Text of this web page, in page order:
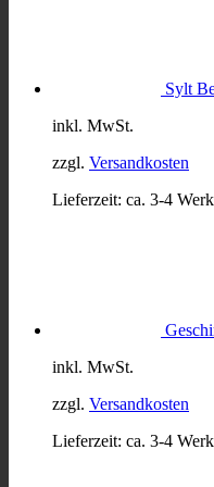
Sylt
inkl. MwSt.
zzgl. Versandkosten
Lieferzeit: ca. 3-4
inkl. MwSt.
zzgl. Versandkosten
Lieferzeit: ca. 3-4